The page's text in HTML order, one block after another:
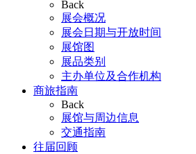
Back
展会概况
展会日期与开放时间
展馆图
展品类别
主办单位及合作机构
商旅指南
Back
展馆与周边信息
交通指南
往届回顾